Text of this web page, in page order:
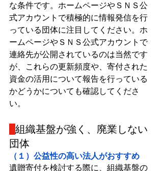
な条件です。ホームページやＳＮＳ公
式アカウントで積極的に情報発信を行
っている団体に注目してください。ホ
ームページやＳＮＳ公式アカウントで
連絡先が公開されているのは当然です
が、これらの更新頻度や、寄付された
資金の活用について報告を行っている
かどうかについても確認してくださ
い。
組織基盤が強く、廃業しない
団体
（１）公益性の高い法人がおすすめ
遺贈寄付を検討する際に、組織基盤の